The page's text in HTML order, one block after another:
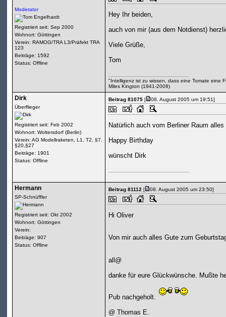
Moderator
Registriert seit: Sep 2000
Wohnort: Göttingen
Verein: RAMOG/TRA L3/Präfekt TRA
123
Beiträge: 1592
Status: Offline
Hey Ihr beiden,
auch von mir (aus dem Notdienst)
Viele Grüße,
Tom
"Intelligenz ist zu wissen, dass eine Tomate eine
Miles Kington (1941-2008)
Dirk
Überflieger
Registriert seit: Feb 2002
Wohnort: Woltersdorf (Berlin)
Verein: AG Modellraketen, L1, T2, §7,
§20,§27
Beiträge: 1901
Status: Offline
Beitrag 81075[ 08. August 2005 um 19:51]
Natürlich auch vom Berliner Raum
Happy Birthday
wünscht Dirk
Hermann
SP-Schnüffler
Registriert seit: Okt 2002
Wohnort: Göttingen
Verein:
Beiträge: 907
Status: Offline
Beitrag 81112[ 08. August 2005 um 23:50]
Hi Oliver
Von mir auch alles Gute zum
all@
danke für eure Glückwünsche. Mußte
Pub nachgeholt.
@ Thomas E.